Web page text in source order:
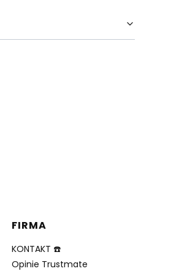
FIRMA
KONTAKT ☎️
Opinie Trustmate